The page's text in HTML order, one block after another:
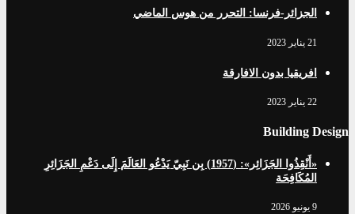
الجزائر-فرنسا: التحرر من هوس الماضي
21 يناير 2023
افریقيا بدون الافارقة
22 يناير 2023
Building Design
«أَنْقِذُوا الجَزَائِر»: (1957) بِن نَبِيّ يَدْعُو العَالَمَ إِلَى دَعْمِ الجَزَائِرِ
المُكَافِحَة
9 يونيو 2026